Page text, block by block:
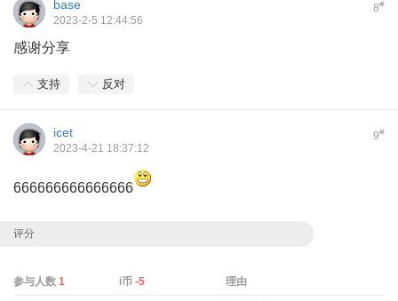
8#
base
2023-2-5 12:44:56
感谢分享
支持 反对
9#
icet
2023-4-21 18:37:12
666666666666666
评分
参与人数 1 i币-5 理由